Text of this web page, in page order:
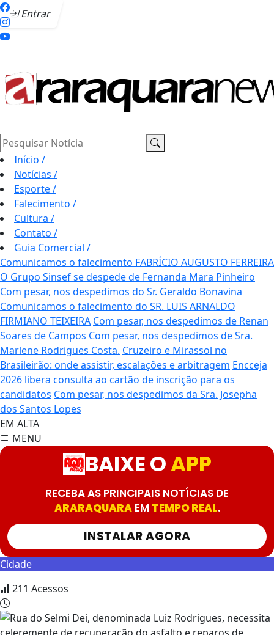
Entrar
Pesquisar Notícia
Início /
Notícias /
Esporte/
Falecimento /
Cultura /
Contato /
Guia Comercial /
Comunicamos o falecimento FABRÍCIO AUGUSTO FERREIRA
O Grupo Sinsef se despede de Fernanda Mara Pinheiro
Com pesar, nos despedimos do Sr. Geraldo Bonavina
Comunicamos o falecimento do SR. LUIS ARNALDO
FIRMIANO TEIXEIRA Com pesar, nos despedimos de Renan
Soares de Campos Com pesar, nos despedimos de Sra.
Marlene Rodrigues Costa. Cruzeiro e Mirassol no
Brasileirão: onde assistir, escalações e arbitragem Encceja
2026 libera consulta ao cartão de inscrição para os
candidatos Com pesar, nos despedimos da Sra. Josepha
dos Santos Lopes
EM ALTA
MENU
BAIXE OAPP
RECEBA AS PRINCIPAIS NOTÍCIAS DE
ARARAQUARAEM TEMPO REAL.
INSTALAR AGORA
Cidade
211 Acessos